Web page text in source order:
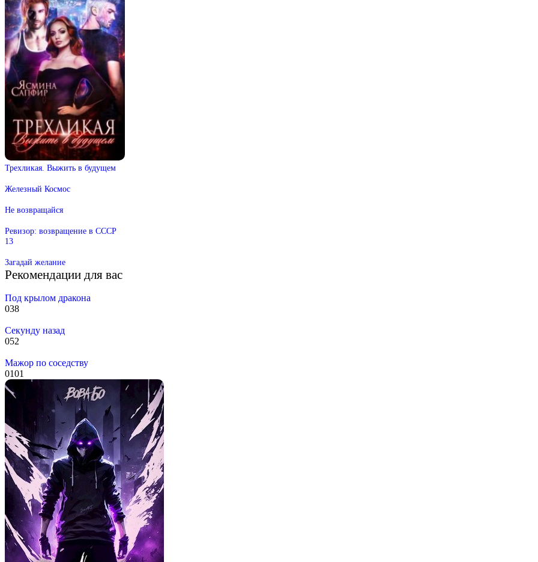
Трехликая. Выжить в будущем
Железный Космос
Не возвращайся
Ревизор: возвращение в СССР
13
Загадай желание
Рекомендации для вас
Под крылом дракона
038
Секунду назад
052
Мажор по соседству
0101